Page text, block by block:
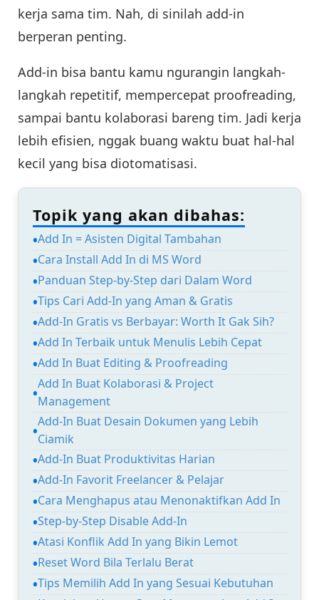
kerja sama tim. Nah, di sinilah add-in
berperan penting.
Add-in bisa bantu kamu ngurangin langkah-
langkah repetitif, mempercepat proofreading,
sampai bantu kolaborasi bareng tim. Jadi kerja
lebih efisien, nggak buang waktu buat hal-hal
kecil yang bisa diotomatisasi.
Topik yang akan dibahas:
Add In = Asisten Digital Tambahan
Cara Install Add In di MS Word
Panduan Step-by-Step dari Dalam Word
Tips Cari Add-In yang Aman & Gratis
Add-In Gratis vs Berbayar: Worth It Gak Sih?
Add In Terbaik untuk Menulis Lebih Cepat
Add In Buat Editing & Proofreading
Add In Buat Kolaborasi & Project
Management
Add-In Buat Desain Dokumen yang Lebih
Ciamik
Add-In Buat Produktivitas Harian
Add-In Favorit Freelancer & Pelajar
Cara Menghapus atau Menonaktifkan Add In
Step-by-Step Disable Add-In
Atasi Konflik Add In yang Bikin Lemot
Reset Word Bila Terlalu Berat
Tips Memilih Add In yang Sesuai Kebutuhan